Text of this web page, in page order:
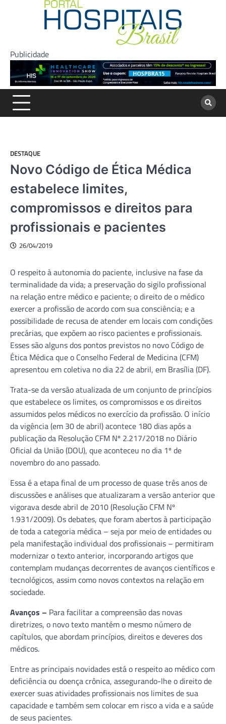
Publicidade
DESTAQUE
Novo Código de Ética Médica
estabelece limites,
compromissos e direitos para
profissionais e pacientes
26/04/2019
O respeito à autonomia do paciente, inclusive na fase da
terminalidade da vida; a preservação do sigilo profissional
na relação entre médico e paciente; o direito de o médico
exercer a profissão de acordo com sua consciência; e a
possibilidade de recusa de atender em locais com condições
precárias, que expõem ao risco pacientes e profissionais.
Esses são alguns dos pontos previstos no novo Código de
Ética Médica que o Conselho Federal de Medicina (CFM)
apresentou em coletiva no dia 22 de abril, em Brasília (DF).
Trata-se da versão atualizada de um conjunto de princípios
que estabelece os limites, os compromissos e os direitos
assumidos pelos médicos no exercício da profissão. O início
da vigência (em 30 de abril) acontece 180 dias após a
publicação da Resolução CFM Nº 2.217/2018 no Diário
Oficial da União (DOU), que aconteceu no dia 1º de
novembro do ano passado.
Essa é a etapa final de um processo de quase três anos de
discussões e análises que atualizaram a versão anterior que
vigorava desde abril de 2010 (Resolução CFM Nº
1.931/2009). Os debates, que foram abertos à participação
de toda a categoria médica – seja por meio de entidades ou
pela manifestação individual dos profissionais – permitiram
modernizar o texto anterior, incorporando artigos que
contemplam mudanças decorrentes de avanços científicos e
tecnológicos, assim como novos contextos na relação em
sociedade.
Avanços – Para facilitar a compreensão das novas
diretrizes, o novo texto mantém o mesmo número de
capítulos, que abordam princípios, direitos e deveres dos
médicos.
Entre as principais novidades está o respeito ao médico com
deficiência ou doença crônica, assegurando-lhe o direito de
exercer suas atividades profissionais nos limites de sua
capacidade e também sem colocar em risco a vida e a saúde
de seus pacientes.